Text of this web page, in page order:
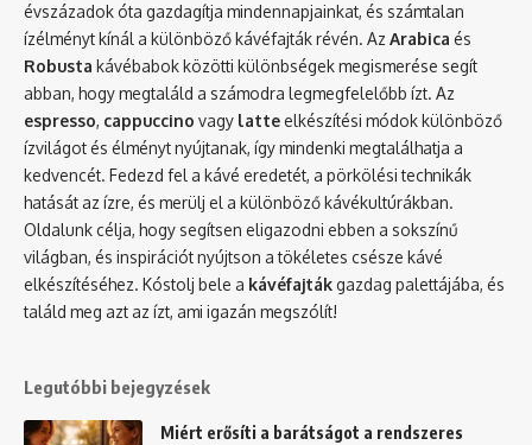
évszázadok óta gazdagítja mindennapjainkat, és számtalan
ízélményt kínál a különböző kávéfajták révén. Az Arabica és
Robusta kávébabok közötti különbségek megismerése segít
abban, hogy megtaláld a számodra legmegfelelőbb ízt. Az
espresso, cappuccino vagy latte elkészítési módok különböző
ízvilágot és élményt nyújtanak, így mindenki megtalálhatja a
kedvencét. Fedezd fel a kávé eredetét, a pörkölési technikák
hatását az ízre, és merülj el a különböző kávékultúrákban.
Oldalunk célja, hogy segítsen eligazodni ebben a sokszínű
világban, és inspirációt nyújtson a tökéletes csésze kávé
elkészítéséhez. Kóstolj bele a kávéfajtákgazdag palettájába, és
találd meg azt az ízt, ami igazán megszólít!
Legutóbbi bejegyzések
Miért erősíti a barátságot a rendszeres